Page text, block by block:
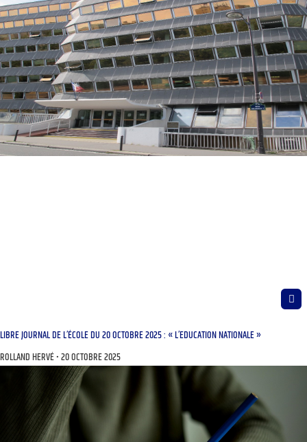
LIBRE JOURNAL DE L’ÉCOLE DU 20 OCTOBRE 2025 : « L’EDUCATION NATIONALE »
ROLLAND HERVÉ 20 OCTOBRE 2025